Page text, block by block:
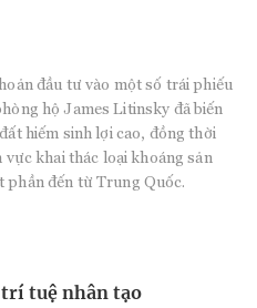
đầu tư vào một số trái phiếu
hộ James Litinsky đã biến
hiếm sinh lợi cao, đồng thời
khai thác loại khoáng sản
phần đến từ Trung Quốc.
trí tuệ nhân tạo
tuổi và tham vọng lật
và bảo vệ sức khỏe